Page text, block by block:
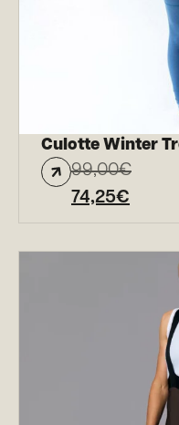
Culotte Winter
99,00€
74,25€